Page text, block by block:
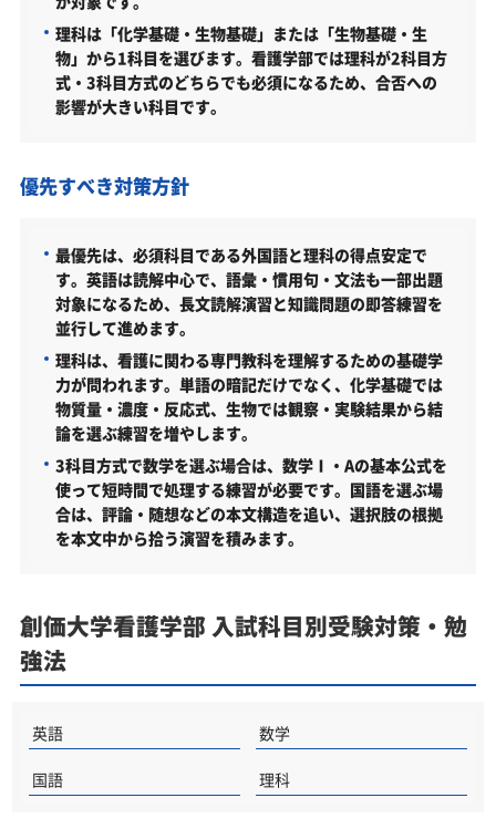
受験勉強を始めるのが遅くても創価大学看護学部に
合格できる？
大学受験対策いつから始める？学年・時期別の勉強
のポイント
浪人生、社会人の方の創価大学看護学部合格に向け
創価大学の他の学部
創価大学以外の看護学部・関連学部を偏差値から探
す
創価大学看護学部受験生からのよくある質問
理科は「化学基礎・生物基礎」または「生物基礎・生
物」から1科目を選びます。看護学部では理科が2科目方
式・3科目方式のどちらでも必須になるため、合否への
影響が大きい科目です。
優先すべき対策方針
最優先は、必須科目である外国語と理科の得点安定で
す。英語は読解中心で、語彙・慣用句・文法も一部出題
対象になるため、長文読解演習と知識問題の即答練習を
並行して進めます。
理科は、看護に関わる専門教科を理解するための基礎学
力が問われます。単語の暗記だけでなく、化学基礎では
物質量・濃度・反応式、生物では観察・実験結果から結
論を選ぶ練習を増やします。
3科目方式で数学を選ぶ場合は、数学Ⅰ・Aの基本公式を
使って短時間で処理する練習が必要です。国語を選ぶ場
合は、評論・随想などの本文構造を追い、選択肢の根拠
を本文中から拾う演習を積みます。
創価大学看護学部 入試科目別受験対策・勉
強法
英語 数学
国語 理科